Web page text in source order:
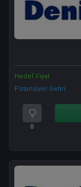
Hedef Fiyat
Potansiyel Getiri
0